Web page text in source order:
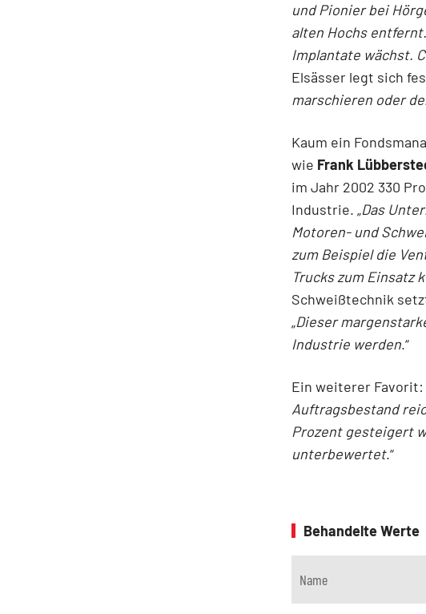
und Pionier bei
alten Hochs
Implantate wächst.
Elsässer legt sich
marschieren oder
Kaum ein
wie Frank
im Jahr 2002 330
Industrie. „Das
Motoren- und
zum Beispiel die
Trucks zum Einsatz
Schweißtechnik
„Dieser
Industrie werden.“
Ein weiterer Favorit:
Auftragsbestand
Prozent gesteigert
unterbewertet.“
Behandelte Werte
Name